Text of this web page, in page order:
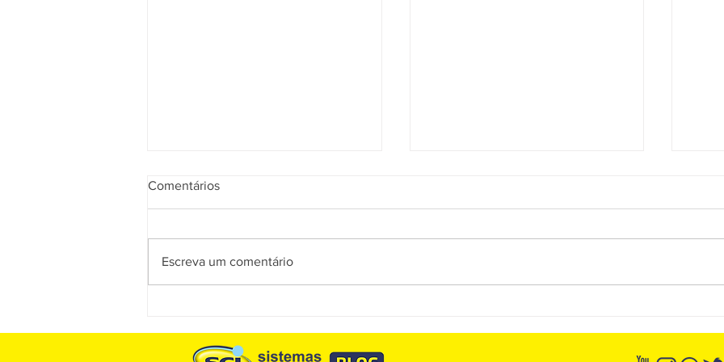
vendendo pelo preço errado
Comentários
Escreva um comentário